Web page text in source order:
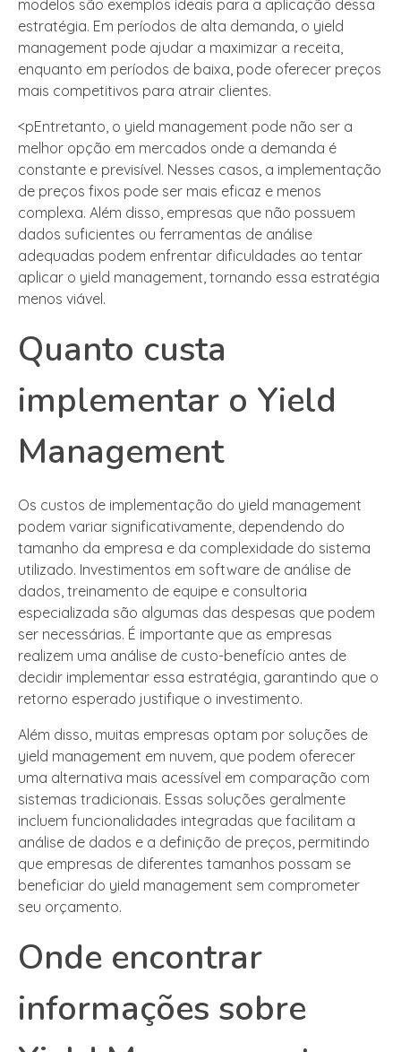
modelos são exemplos ideais para a aplicação dessa
estratégia. Em períodos de alta demanda, o yield
management pode ajudar a maximizar a receita,
enquanto em períodos de baixa, pode oferecer preços
mais competitivos para atrair clientes.
<pEntretanto, o yield management pode não ser a
melhor opção em mercados onde a demanda é
constante e previsível. Nesses casos, a implementação
de preços fixos pode ser mais eficaz e menos
complexa. Além disso, empresas que não possuem
dados suficientes ou ferramentas de análise
adequadas podem enfrentar dificuldades ao tentar
aplicar o yield management, tornando essa estratégia
menos viável.
Quanto custa
implementar o Yield
Management
Os custos de implementação do yield management
podem variar significativamente, dependendo do
tamanho da empresa e da complexidade do sistema
utilizado. Investimentos em software de análise de
dados, treinamento de equipe e consultoria
especializada são algumas das despesas que podem
ser necessárias. É importante que as empresas
realizem uma análise de custo-benefício antes de
decidir implementar essa estratégia, garantindo que o
retorno esperado justifique o investimento.
Além disso, muitas empresas optam por soluções de
yield management em nuvem, que podem oferecer
uma alternativa mais acessível em comparação com
sistemas tradicionais. Essas soluções geralmente
incluem funcionalidades integradas que facilitam a
análise de dados e a definição de preços, permitindo
que empresas de diferentes tamanhos possam se
beneficiar do yield management sem comprometer
seu orçamento.
Onde encontrar
informações sobre